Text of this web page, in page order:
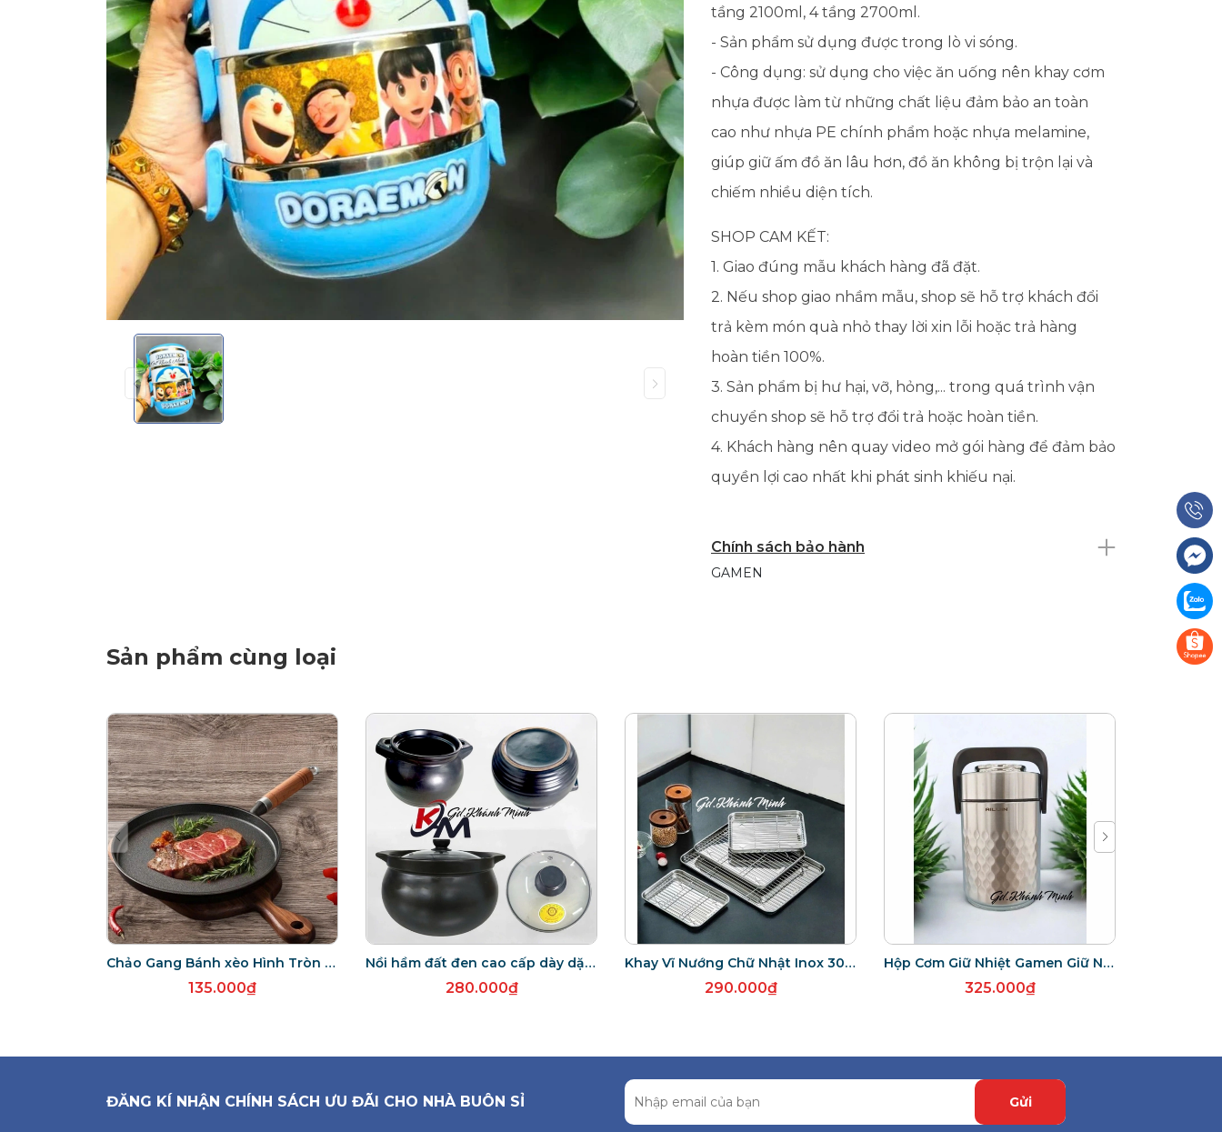
tầng 2100ml, 4 tầng 2700ml.
- Sản phẩm sử dụng được trong lò vi sóng.
- Công dụng: sử dụng cho việc ăn uống nên khay cơm
nhựa được làm từ những chất liệu đảm bảo an toàn
cao như nhựa PE chính phẩm hoặc nhựa melamine,
giúp giữ ấm đồ ăn lâu hơn, đồ ăn không bị trộn lại và
chiếm nhiều diện tích.
SHOP CAM KẾT:
1. Giao đúng mẫu khách hàng đã đặt.
2. Nếu shop giao nhầm mẫu, shop sẽ hỗ trợ khách đổi
trả kèm món quà nhỏ thay lời xin lỗi hoặc trả hàng
hoàn tiền 100%.
3. Sản phẩm bị hư hại, vỡ, hỏng,... trong quá trình vận
chuyển shop sẽ hỗ trợ đổi trả hoặc hoàn tiền.
4. Khách hàng nên quay video mở gói hàng để đảm bảo
quyền lợi cao nhất khi phát sinh khiếu nại.
Chính sách bảo hành
GAMEN
Sản phẩm cùng loại
Chảo Gang Bánh xèo Hình Tròn size 20CM - chảo bánh xèo cán gỗ dài
135.000₫
Nồi hầm đất đen cao cấp dày dặn, tiện dụng cho hầm nấu nhừ các món dưỡng sinh -chịu nhiệt 400 độ C
280.000₫
Khay Vĩ Nướng Chữ Nhật Inox 304 Cao Cấp
290.000₫
Hộp Cơm Giữ Nhiệt Gamen Giữ Nhiệt Kim Cương ALIJIN 3 Ngăn Đựng Tiện Dụng
325.000₫
ĐĂNG KÍ NHẬN CHÍNH SÁCH ƯU ĐÃI CHO NHÀ BUÔN SỈ Gửi